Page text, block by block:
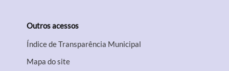
Outros acessos
Índice de Transparência Municipal
Mapa do site